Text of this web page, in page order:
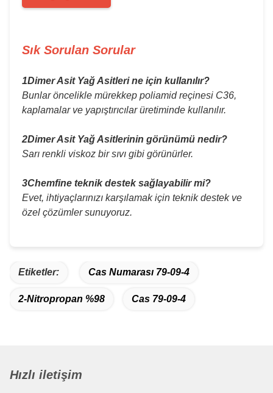
Sık Sorulan Sorular
1Dimer Asit Yağ Asitleri ne için kullanılır?
Bunlar öncelikle mürekkep poliamid reçinesi C36,
kaplamalar ve yapıştırıcılar üretiminde kullanılır.
2Dimer Asit Yağ Asitlerinin görünümü nedir?
Sarı renkli viskoz bir sıvı gibi görünürler.
3Chemfine teknik destek sağlayabilir mi?
Evet, ihtiyaçlarınızı karşılamak için teknik destek ve
özel çözümler sunuyoruz.
Etiketler: Cas Numarası 79-09-4
2-Nitropropan %98 Cas 79-09-4
Hızlı iletişim